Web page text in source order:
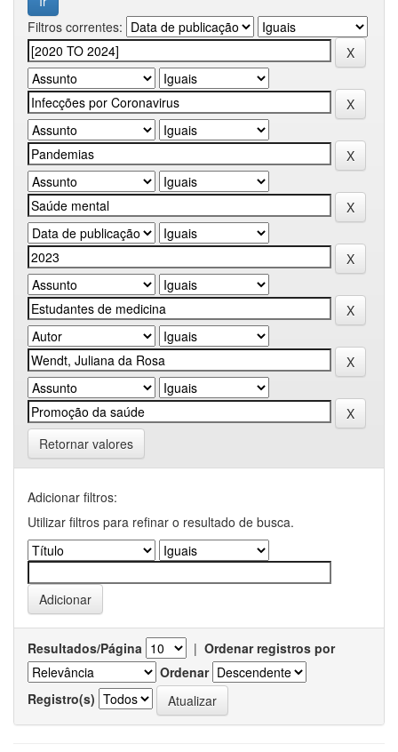
Filtros correntes:
Retornar valores
Adicionar filtros:
Utilizar filtros para refinar o resultado de busca.
Resultados/Página | Ordenar registros por
Ordenar
Registro(s)